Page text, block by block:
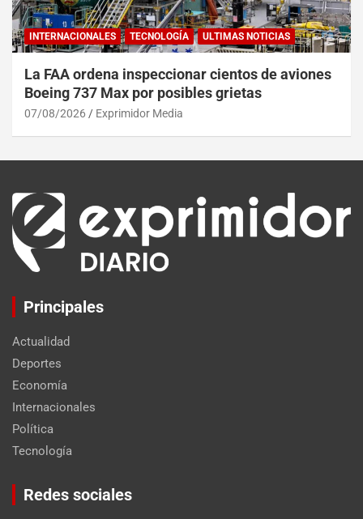
INTERNACIONALES TECNOLOGÍA ULTIMAS NOTICIAS
La FAA ordena inspeccionar cientos de aviones
Boeing 737 Max por posibles grietas
07/08/2026 Exprimidor Media
Principales
Actualidad
Deportes
Economía
Internacionales
Política
Tecnología
Redes sociales